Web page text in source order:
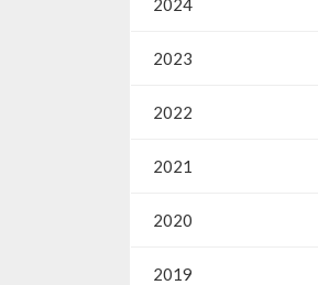
2024
2023
2022
2021
2020
2019